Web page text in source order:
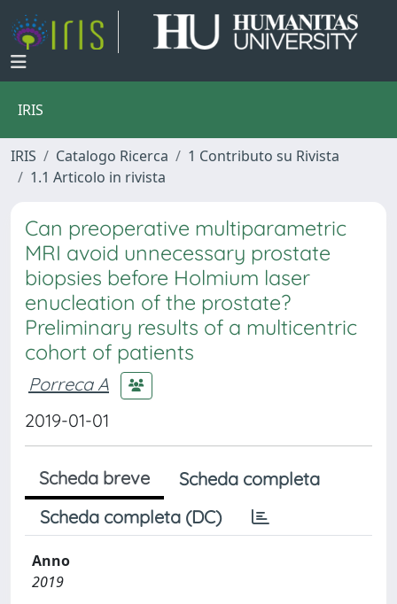
IRIS
IRIS Catalogo Ricerca
1 Contributo su Rivista
1.1 Articolo in rivista
Can preoperative multiparametric
MRI avoid unnecessary prostate
biopsies before Holmium laser
enucleation of the prostate?
Preliminary results of a multicentric
cohort of patients
Porreca A
2019-01-01
Scheda breve
Scheda completa
Scheda completa (DC)
Anno
2019